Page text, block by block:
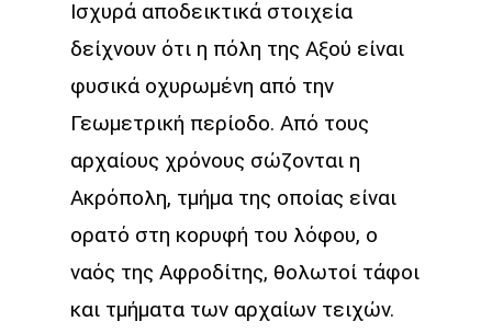
Ισχυρά αποδεικτικά στοιχεία
δείχνουν ότι η πόλη της Αξού είναι
φυσικά οχυρωμένη από την
Γεωμετρική περίοδο. Από τους
αρχαίους χρόνους σώζονται η
Ακρόπολη, τμήμα της οποίας είναι
ορατό στη κορυφή του λόφου, ο
ναός της Αφροδίτης, θολωτοί τάφοι
και τμήματα των αρχαίων τειχών.